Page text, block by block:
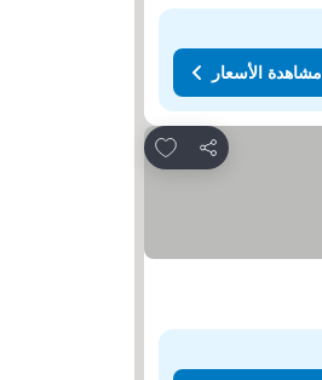
مشاهدة الأسعار
مشاركة
Add to favorites